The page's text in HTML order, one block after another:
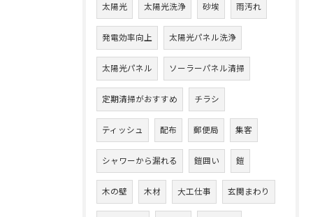
太陽光 太陽光洗浄 砂埃 雨汚れ
発電効率向上 太陽光パネル洗浄
太陽光パネル ソーラーパネル清掃
定期清掃がおすすめ チラシ
ティッシュ 配布 郵便局 集客
シャワーから漏れる 鎧囲い 鎧
木の壁 木材 大工仕事 玄関まわり